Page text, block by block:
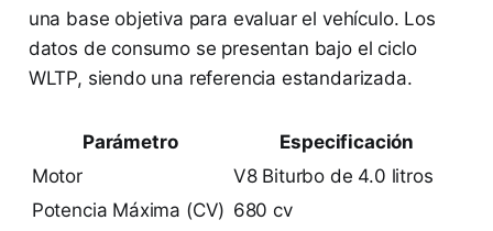
una base objetiva para evaluar el vehículo. Los
datos de consumo se presentan bajo el ciclo
WLTP, siendo una referencia estandarizada.
Parámetro
Especificación
Motor
V8 Biturbo de 4.0 litros
Potencia Máxima (CV) 680 cv